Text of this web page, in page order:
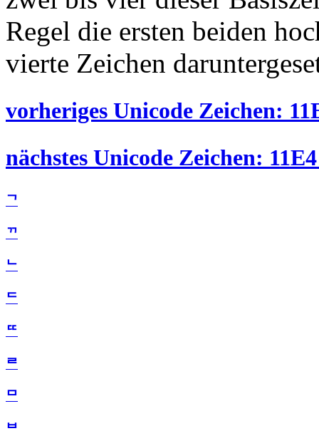
Regel die ersten beiden
vierte Zeichen
vorheriges Unicode Zeichen:
nächstes Unicode Zeichen:
ᄀ
ᄁ
ᄂ
ᄃ
ᄄ
ᄅ
ᄆ